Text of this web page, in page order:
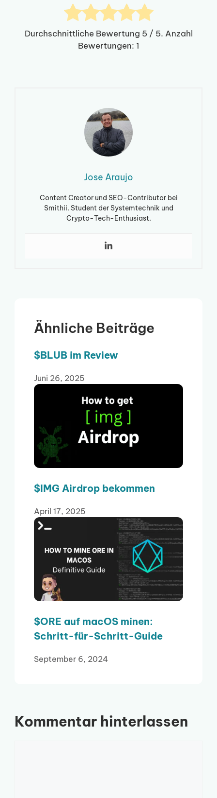
Durchschnittliche Bewertung 5 / 5. Anzahl
Bewertungen: 1
Jose Araujo
Content Creator und SEO-Contributor bei
Smithii. Student der Systemtechnik und
Crypto-Tech-Enthusiast.
Ähnliche Beiträge
$BLUB im Review
Juni 26, 2025
$IMG Airdrop bekommen
April 17, 2025
$ORE auf macOS minen:
Schritt-für-Schritt-Guide
September 6, 2024
Kommentar hinterlassen